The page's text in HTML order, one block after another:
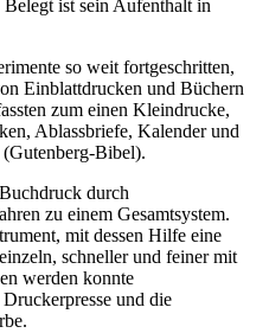
ist sein Aufenthalt in
so weit fortgeschritten,
Einblattdrucken und Büchern
zum einen Kleindrucke,
Ablassbriefe, Kalender und
Bibel).
durch
zu einem Gesamtsystem.
mit dessen Hilfe eine
schneller und feiner mit
werden konnte
und die